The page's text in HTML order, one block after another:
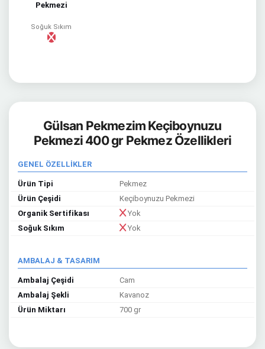
Pekmezi
Soğuk Sıkım
Gülsan Pekmezim Keçiboynuzu
Pekmezi 400 gr Pekmez Özellikleri
GENEL ÖZELLİKLER
Ürün Tipi
Pekmez
Ürün Çeşidi
Keçiboynuzu Pekmezi
Organik Sertifikası
Yok
Soğuk Sıkım
Yok
AMBALAJ & TASARIM
Ambalaj Çeşidi
Cam
Ambalaj Şekli
Kavanoz
Ürün Miktarı
700 gr